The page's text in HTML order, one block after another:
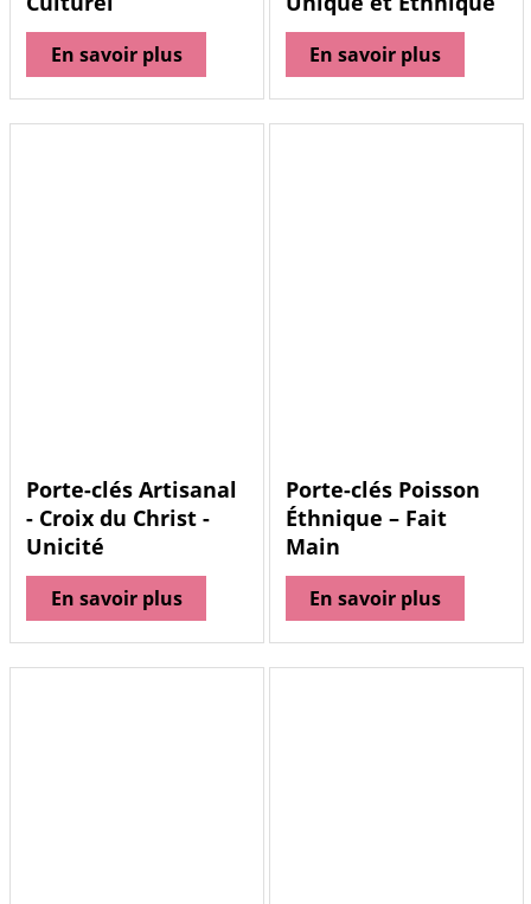
En savoir plus En savoir plus
Porte-clés Artisanal
- Croix du Christ -
Unicité
En savoir plus
Porte-clés Poisson
Éthnique – Fait
Main
En savoir plus